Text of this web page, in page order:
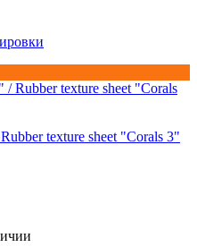
texture sheet "Corals 3"